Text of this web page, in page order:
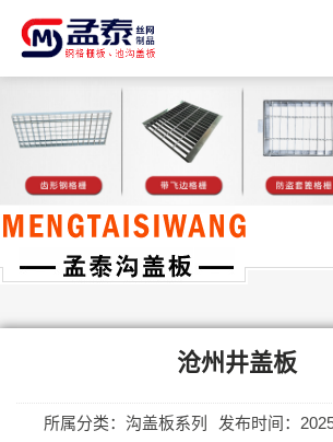
当前位置：首页
沧州井盖板
所属分类：沟盖板系列 发布时间：